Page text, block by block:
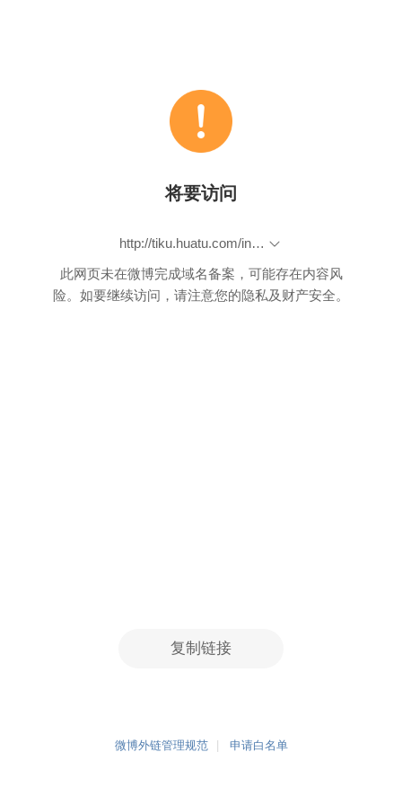
将要访问
http://tiku.huatu.com/index.php?mod=administration&act=really_chouti&paper_id=916
此网页未在微博完成域名备案，可能存在内容风
险。如要继续访问，请注意您的隐私及财产安全。
复制链接
微博外链管理规范 申请白名单